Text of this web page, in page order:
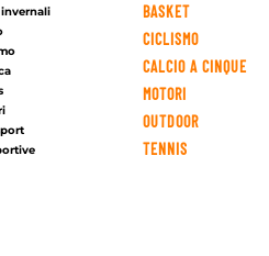
BASKET
CICLISMO
CALCIO A CINQUE
MOTORI
OUTDOOR
TENNIS